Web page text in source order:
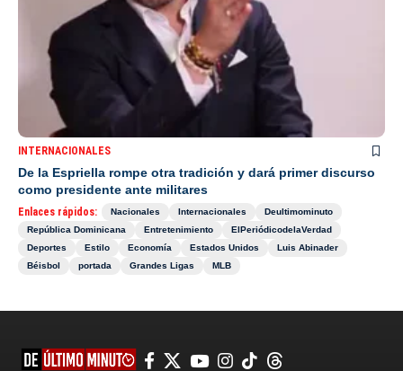
INTERNACIONALES
De la Espriella rompe otra tradición y dará primer discurso
como presidente ante militares
Enlaces rápidos: Nacionales Internacionales
Deultimominuto
República Dominicana
Entretenimiento
ElPeriódicodelaVerdad
Deportes
Estilo Economía Estados Unidos
Luis Abinader
Béisbol
portada Grandes Ligas MLB